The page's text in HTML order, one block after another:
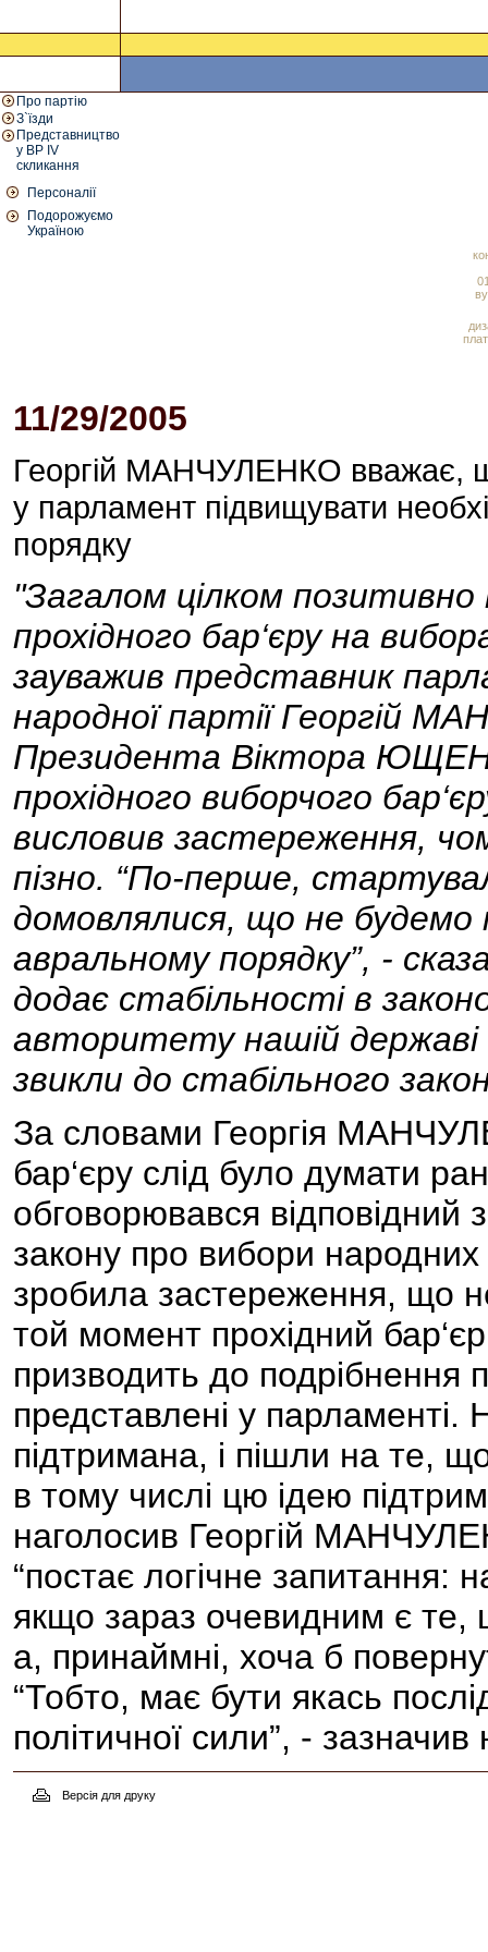
Про партію
З`їзди
Представництво
у ВР IV
скликання
Персоналії
Подорожуємо
Україною
11/29/2005
Георгій МАНЧУЛЕНКО вважає,
у парламент підвищувати
порядку
"Загалом цілком
прохідного бар‘єру на
зауважив представник
народної партії Георгій
Президента Віктора
прохідного виборчого
висловив застереження,
пізно. “По-перше,
домовлялися, що не будемо
авральному порядку”, -
додає стабільності в
авторитету нашій державі
звикли до стабільного
За словами Георгія
бар‘єру слід було думати
обговорювався відповідний
закону про вибори
зробила застереження, що
той момент прохідний
призводить до подрібнення
представлені у
підтримана, і пішли на те,
в тому числі цю ідею
наголосив Георгій
“постає логічне запитання:
якщо зараз очевидним є те,
а, принаймні, хоча б
“Тобто, має бути якась
політичної сили”, -
Версія для друку